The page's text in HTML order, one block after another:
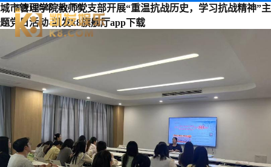
城市管理学院教师党支部开展“重温抗战历史，学习抗战精神”主
题党日活动-凯发k8旗舰厅app下载
凯发k8旗舰厅app下载